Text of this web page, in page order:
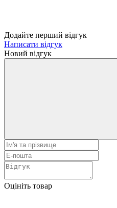
Додайте перший відгук
Написати відгук
Новий відгук
Оцініть товар